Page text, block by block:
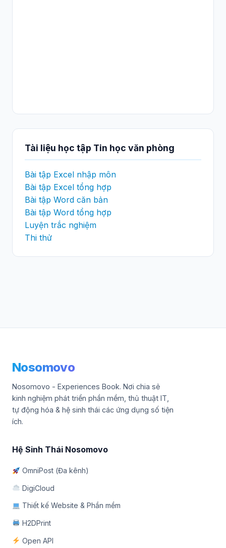
Tài liệu học tập Tin học văn phòng
Bài tập Excel nhập môn
Bài tập Excel tổng hợp
Bài tập Word căn bản
Bài tập Word tổng hợp
Luyện trắc nghiệm
Thi thử
Nosomovo
Nosomovo - Experiences Book. Nơi chia sẻ
kinh nghiệm phát triển phần mềm, thủ thuật IT,
tự động hóa & hệ sinh thái các ứng dụng số tiện
ích.
Hệ Sinh Thái Nosomovo
OmniPost (Đa kênh)
DigiCloud
Thiết kế Website & Phần mềm
H2DPrint
Open API